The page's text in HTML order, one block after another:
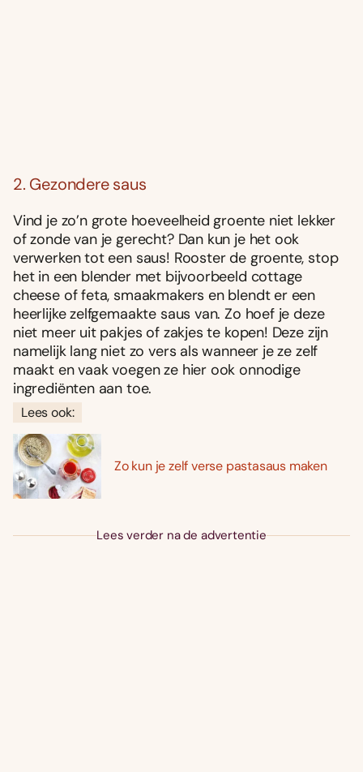
2. Gezondere saus
Vind je zo’n grote hoeveelheid groente niet lekker
of zonde van je gerecht? Dan kun je het ook
verwerken tot een saus! Rooster de groente, stop
het in een blender met bijvoorbeeld cottage
cheese of feta, smaakmakers en blendt er een
heerlijke zelfgemaakte saus van. Zo hoef je deze
niet meer uit pakjes of zakjes te kopen! Deze zijn
namelijk lang niet zo vers als wanneer je ze zelf
maakt en vaak voegen ze hier ook onnodige
ingrediënten aan toe.
Lees ook:
Zo kun je zelf verse pastasaus maken
Lees verder na de advertentie